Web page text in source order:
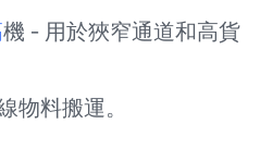
機 - 用於狹窄通道和高貨
物料搬運。